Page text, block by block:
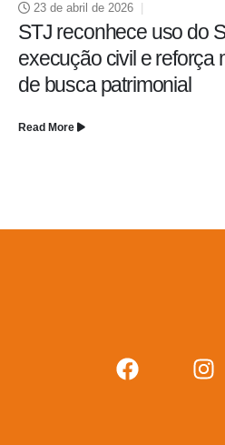
23 de abril de 2026
STJ reconhece uso do
execução civil e reforça
de busca patrimonial
Read More